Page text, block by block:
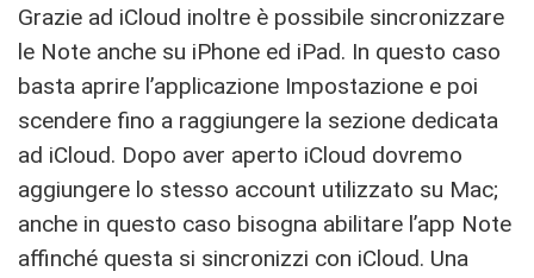
Grazie ad iCloud inoltre è possibile sincronizzare
le Note anche su iPhone ed iPad. In questo caso
basta aprire l’applicazione Impostazione e poi
scendere fino a raggiungere la sezione dedicata
ad iCloud. Dopo aver aperto iCloud dovremo
aggiungere lo stesso account utilizzato su Mac;
anche in questo caso bisogna abilitare l’app Note
affinché questa si sincronizzi con iCloud. Una